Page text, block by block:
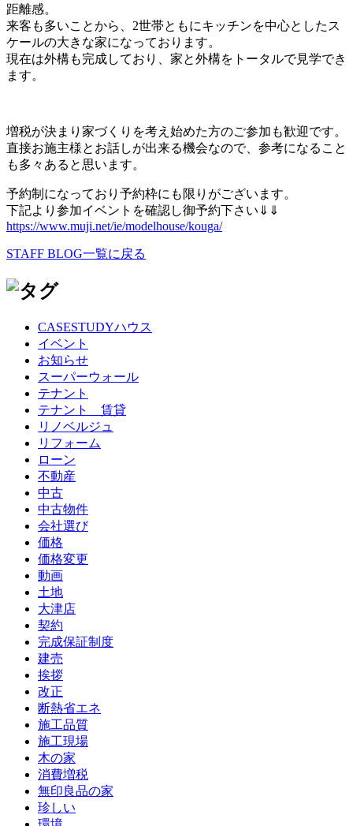
距離感。
来客も多いことから、2世帯ともにキッチンを中心としたス
ケールの大きな家になっております。
現在は外構も完成しており、家と外構をトータルで見学でき
ます。
増税が決まり家づくりを考え始めた方のご参加も歓迎です。
直接お施主様とお話しが出来る機会なので、参考になること
も多々あると思います。
予約制になっており予約枠にも限りがございます。
下記より参加イベントを確認し御予約下さい⇓⇓
https://www.muji.net/ie/modelhouse/kouga/
STAFF BLOG一覧に戻る
CASESTUDYハウス
イベント
お知らせ
スーパーウォール
テナント
テナント 賃貸
リノベルジュ
リフォーム
ローン
不動産
中古
中古物件
会社選び
価格
価格変更
動画
土地
大津店
契約
完成保証制度
建売
挨拶
改正
断熱省エネ
施工品質
施工現場
木の家
消費増税
無印良品の家
珍しい